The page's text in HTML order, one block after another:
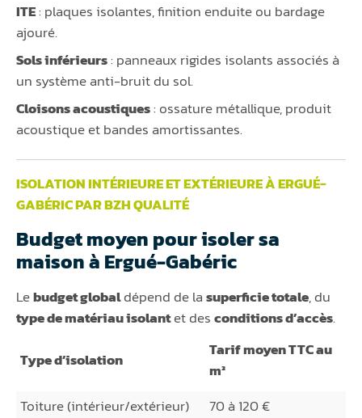
ITE: plaques isolantes, finition enduite ou bardage
ajouré.
Sols inférieurs: panneaux rigides isolants associés à
un système anti-bruit du sol.
Cloisons acoustiques: ossature métallique, produit
acoustique et bandes amortissantes.
ISOLATION INTÉRIEURE ET EXTÉRIEURE À ERGUÉ-
GABÉRIC PAR BZH QUALITÉ
Budget moyen pour isoler sa
maison à Ergué-Gabéric
Lebudget globaldépend de lasuperficie totale, du
type de matériau isolantet desconditions d’accès.
Type d’isolation
Tarif moyen TTC au
m²
Toiture (intérieur/extérieur)
70 à 120 €